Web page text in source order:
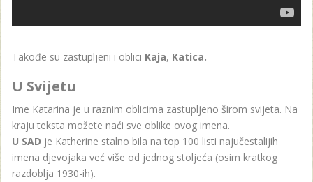
Takođe su zastupljeni i oblici Kaja, Katica.
U Svijetu
Ime Katarina je u raznim oblicima zastupljeno širom svijeta. Na
kraju teksta možete naći sve oblike ovog imena.
U SAD je Katherine stalno bila na top 100 listi najučestalijih
imena djevojaka već više od jednog stoljeća (osim kratkog
razdoblja 1930-ih).